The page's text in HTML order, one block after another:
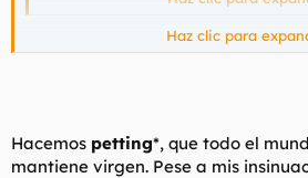
Quien te dice que no lo hagamos?
Haz clic para
Hacemos petting*, que todo el
mantiene virgen. Pese a mis